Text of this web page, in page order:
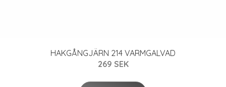
HAKGÅNGJÄRN 214 VARMGALVAD
269 SEK